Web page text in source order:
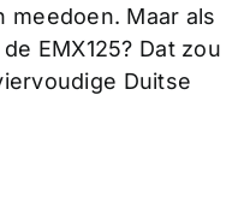
meedoen. Maar als
EMX125? Dat zou
Duitse